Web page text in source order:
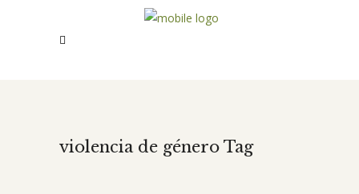
violencia de género Tag